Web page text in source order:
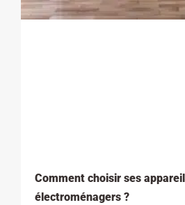
Comment choisir ses
électroménagers ?